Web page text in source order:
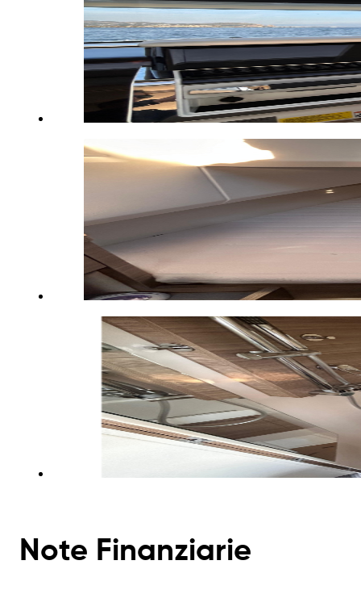
Note Finanziarie